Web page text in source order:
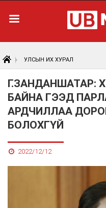
УЛСЫН ИХ ХУРАЛ
Г.ЗАНДАНШАТАР:
БАЙНА ГЭЭД
АРДЧИЛЛАА
БОЛОХГҮЙ
2022/12/12